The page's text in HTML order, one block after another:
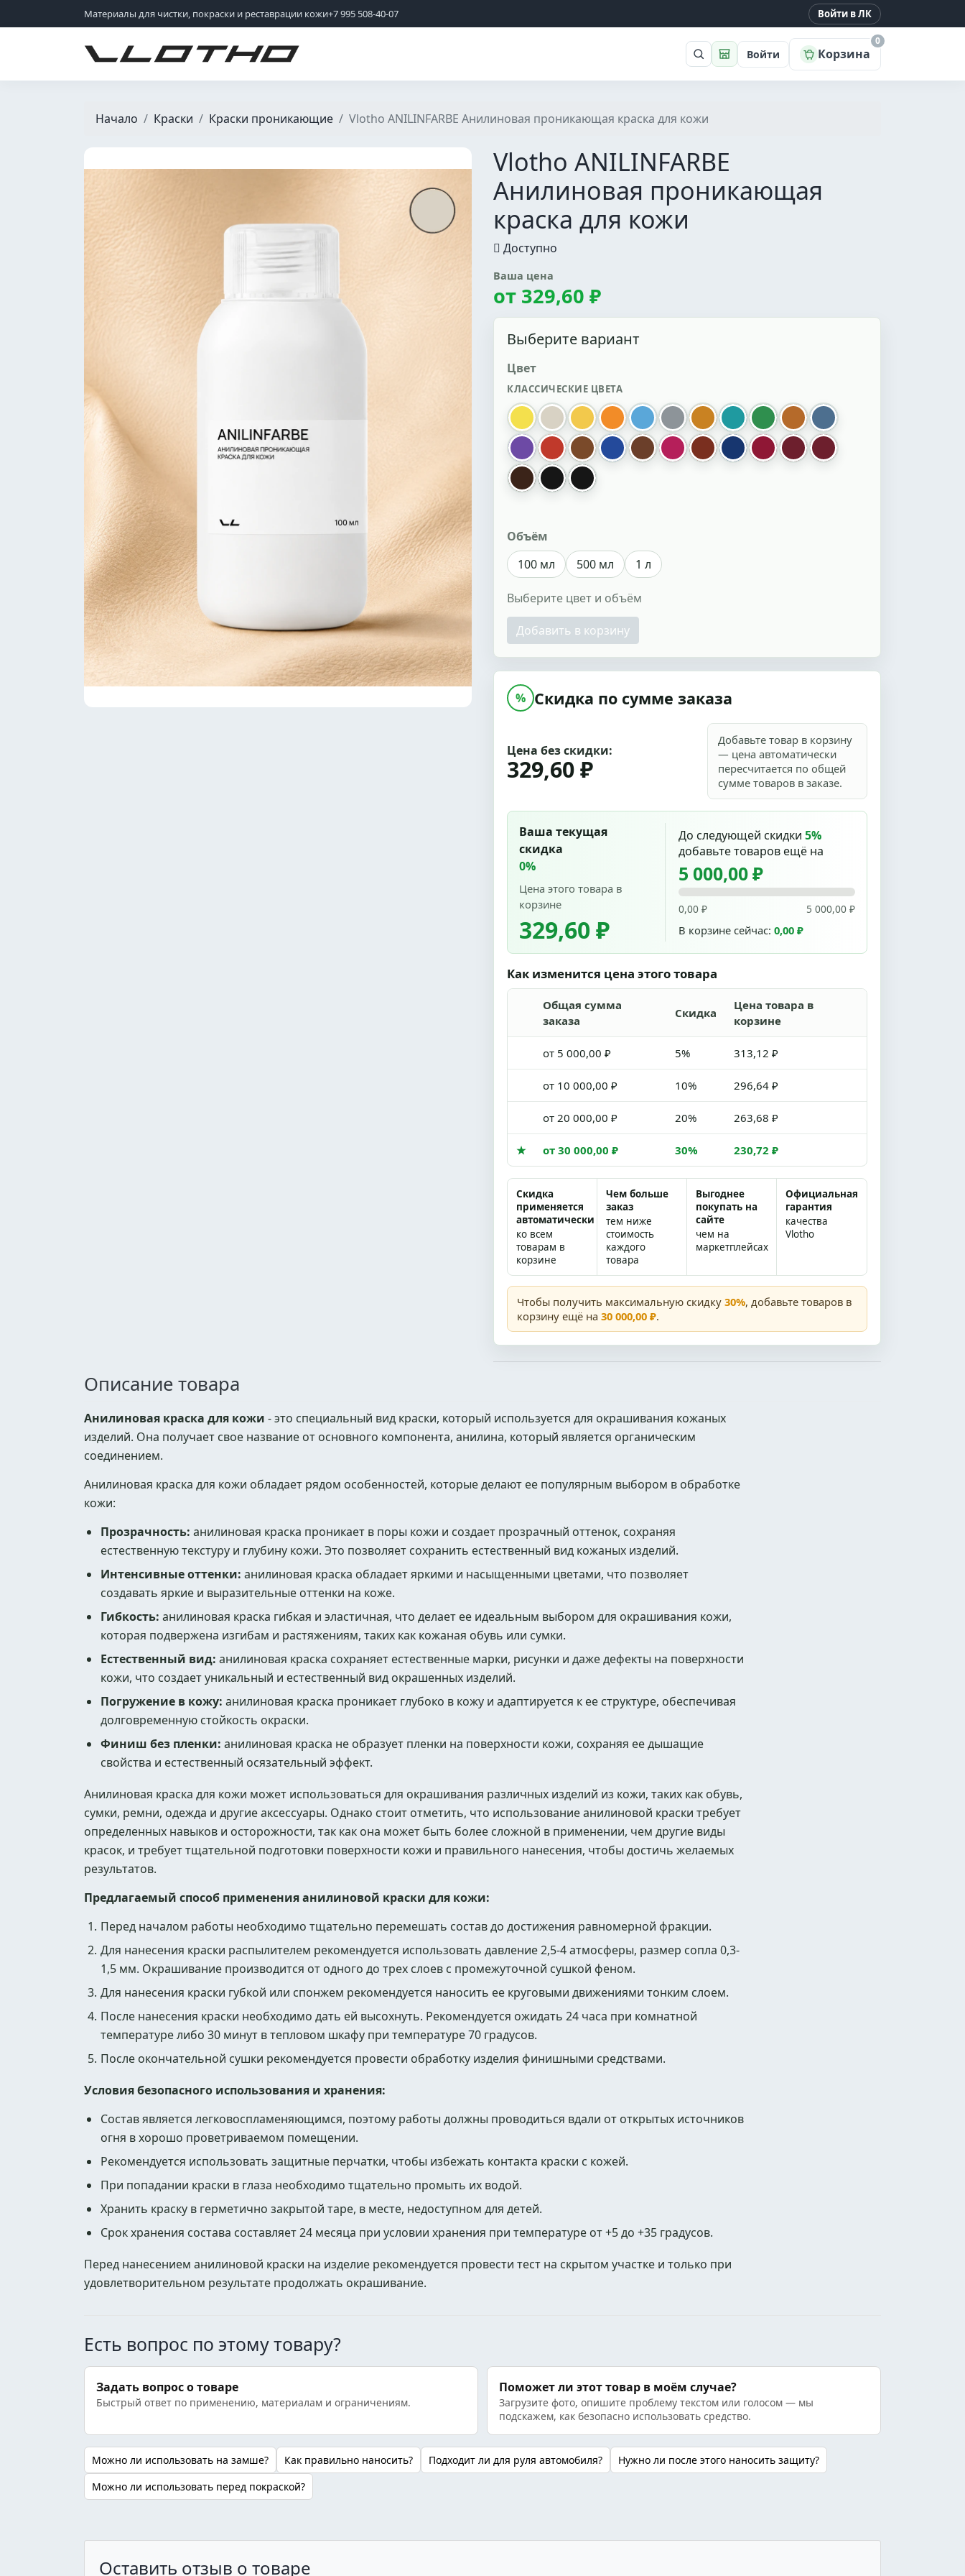
Материалы для чистки, покраски и реставрации кожи+7 995 508-40-07 Войти в ЛК
VLOTHO ПоискМагазин
Войти Корзина
0
Начало Краски Краски проникающие Vlotho ANILINFARBE Анилиновая проникающая краска для кожи
Vlotho ANILINFARBE
Анилиновая проникающая
краска для кожи
Доступно
Ваша цена
от 329,60 ₽
Выберите вариант
Цвет
КЛАССИЧЕСКИЕ ЦВЕТА
036 лимон001 нейтральный
074 желтый
121 оранжевый
122 голубой
717 серый
006 охра063 бирюзовый
019 зеленый
072 коньяк901 стальной синий
137 фиолетовый
133 красный
186 табак132 синий009 коричневый
103 малиновый
012 красно коричневый
057 темно синий
078 рубин
158 бордо
бордо
013 темно коричневый
002 черный
черная
Объём
100 мл
500 мл 1 л
Выберите цвет и объём
Добавить в корзину
% Скидка по сумме заказа
Цена без скидки:
329,60 ₽
Добавьте товар в корзину
— цена автоматически
пересчитается по общей
сумме товаров в заказе.
Ваша текущая
скидка
0%
Цена этого товара в
корзине
329,60 ₽
До следующей скидки 5%
добавьте товаров ещё на
5 000,00 ₽
0,00 ₽ 5 000,00 ₽
В корзине сейчас: 0,00 ₽
Как изменится цена этого товара
Общая сумма
заказа
Скидка
Цена товара в
корзине
от 5 000,00 ₽ 5% 313,12 ₽
от 10 000,00 ₽ 10% 296,64 ₽
от 20 000,00 ₽ 20% 263,68 ₽
★ от 30 000,00 ₽ 30% 230,72 ₽
Скидка
применяется
автоматически
ко всем
товарам в
корзине
Чем больше
заказ
тем ниже
стоимость
каждого
товара
Выгоднее
покупать на
сайте
чем на
маркетплейсах
Официальная
гарантия
качества
Vlotho
Чтобы получить максимальную скидку 30%, добавьте товаров в
корзину ещё на 30 000,00 ₽.
Описание товара
Анилиновая краска для кожи - это специальный вид краски, который используется для окрашивания кожаных
изделий. Она получает свое название от основного компонента, анилина, который является органическим
соединением.
Анилиновая краска для кожи обладает рядом особенностей, которые делают ее популярным выбором в обработке
кожи:
Прозрачность: анилиновая краска проникает в поры кожи и создает прозрачный оттенок, сохраняя
естественную текстуру и глубину кожи. Это позволяет сохранить естественный вид кожаных изделий.
Интенсивные оттенки: анилиновая краска обладает яркими и насыщенными цветами, что позволяет
создавать яркие и выразительные оттенки на коже.
Гибкость: анилиновая краска гибкая и эластичная, что делает ее идеальным выбором для окрашивания кожи,
которая подвержена изгибам и растяжениям, таких как кожаная обувь или сумки.
Естественный вид: анилиновая краска сохраняет естественные марки, рисунки и даже дефекты на поверхности
кожи, что создает уникальный и естественный вид окрашенных изделий.
Погружение в кожу: анилиновая краска проникает глубоко в кожу и адаптируется к ее структуре, обеспечивая
долговременную стойкость окраски.
Финиш без пленки: анилиновая краска не образует пленки на поверхности кожи, сохраняя ее дышащие
свойства и естественный осязательный эффект.
Анилиновая краска для кожи может использоваться для окрашивания различных изделий из кожи, таких как обувь,
сумки, ремни, одежда и другие аксессуары. Однако стоит отметить, что использование анилиновой краски требует
определенных навыков и осторожности, так как она может быть более сложной в применении, чем другие виды
красок, и требует тщательной подготовки поверхности кожи и правильного нанесения, чтобы достичь желаемых
результатов.
Предлагаемый способ применения анилиновой краски для кожи:
Перед началом работы необходимо тщательно перемешать состав до достижения равномерной фракции.
Для нанесения краски распылителем рекомендуется использовать давление 2,5-4 атмосферы, размер сопла 0,3-
1,5 мм. Окрашивание производится от одного до трех слоев с промежуточной сушкой феном.
Для нанесения краски губкой или спонжем рекомендуется наносить ее круговыми движениями тонким слоем.
После нанесения краски необходимо дать ей высохнуть. Рекомендуется ожидать 24 часа при комнатной
температуре либо 30 минут в тепловом шкафу при температуре 70 градусов.
После окончательной сушки рекомендуется провести обработку изделия финишными средствами.
Условия безопасного использования и хранения:
Состав является легковоспламеняющимся, поэтому работы должны проводиться вдали от открытых источников
огня в хорошо проветриваемом помещении.
Рекомендуется использовать защитные перчатки, чтобы избежать контакта краски с кожей.
При попадании краски в глаза необходимо тщательно промыть их водой.
Хранить краску в герметично закрытой таре, в месте, недоступном для детей.
Срок хранения состава составляет 24 месяца при условии хранения при температуре от +5 до +35 градусов.
Перед нанесением анилиновой краски на изделие рекомендуется провести тест на скрытом участке и только при
удовлетворительном результате продолжать окрашивание.
Есть вопрос по этому товару?
Задать вопрос о товаре
Быстрый ответ по применению, материалам и ограничениям.
Поможет ли этот товар в моём случае?
Загрузите фото, опишите проблему текстом или голосом — мы
подскажем, как безопасно использовать средство.
Можно ли использовать на замше? Как правильно наносить? Подходит ли для руля автомобиля?
Нужно ли после этого наносить защиту?
Можно ли использовать перед покраской?
Оставить отзыв о товаре